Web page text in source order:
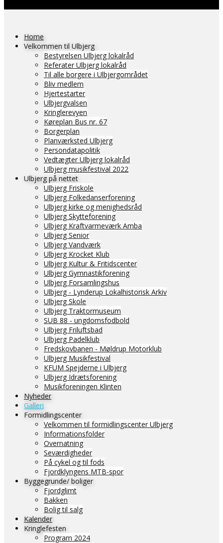
Home
Velkommen til Ulbjerg
Bestyrelsen Ulbjerg lokalråd
Referater Ulbjerg lokalråd
Til alle borgere i Ulbjergområdet
Bliv medlem
Hjertestarter
Ulbjergvalsen
Kringlerevyen
Køreplan Bus nr. 67
Borgerplan
Planværksted Ulbjerg
Persondatapolitik
Vedtægter Ulbjerg lokalråd
Ulbjerg musikfestival 2022
Ulbjerg på nettet
Ulbjerg Friskole
Ulbjerg Folkedanserforening
Ulbjerg kirke og menighedsråd
Ulbjerg Skytteforening
Ulbjerg Kraftvarmeværk Amba
Ulbjerg Senior
Ulbjerg Vandværk
Ulbjerg Krocket Klub
Ulbjerg Kultur & Fritidscenter
Ulbjerg Gymnastikforening
Ulbjerg Forsamlingshus
Ulbjerg - Lynderup Lokalhistorisk Arkiv
Ulbjerg Skole
Ulbjerg Traktormuseum
SUB 88 - ungdomsfodbold
Ulbjerg Friluftsbad
Ulbjerg Padelklub
Fredskovbanen - Møldrup Motorklub
Ulbjerg Musikfestival
KFUM Spejderne i Ulbjerg
Ulbjerg Idrætsforening
Musikforeningen Klinten
Nyheder
Galleri
Formidlingscenter
Velkommen til formidlingscenter Ulbjerg
Informationsfolder
Overnatning
Seværdigheder
På cykel og til fods
Fjordklyngens MTB-spor
Byggegrunde/ boliger
Fjordglimt
Bakken
Bolig til salg
Kalender
Kringlefesten
Program 2024